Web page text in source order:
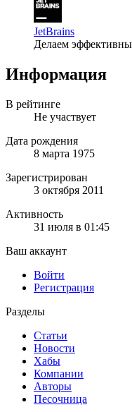
JetBrains
Делаем
Информация
В рейтинге
Не участвует
Дата рождения
8 марта 1975
Зарегистрирован
3 октября 2011
Активность
31 июля в 01:45
Ваш аккаунт
Войти
Регистрация
Разделы
Статьи
Новости
Хабы
Компании
Авторы
Песочница